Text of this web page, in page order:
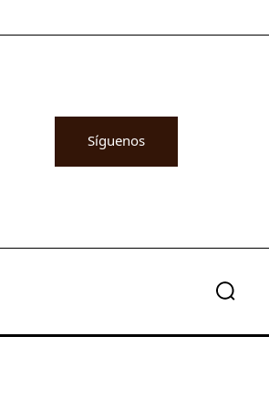
Síguenos